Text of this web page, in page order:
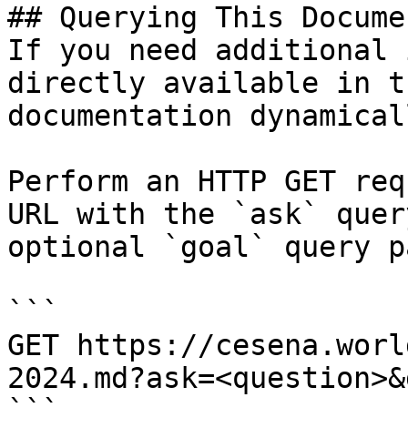
## Querying This
If you need
directly available in
documentation
Perform an HTTP GET
URL with the `ask`
optional `goal` query
```
GET https://
```